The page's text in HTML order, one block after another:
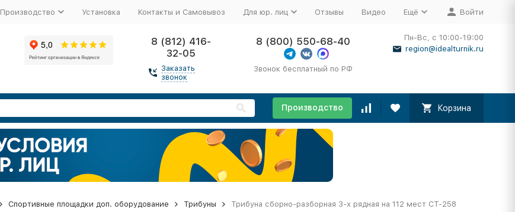
Производство Установка Контакты и Самовывоз Для юр. лиц Отзывы Видео Ещё Войти
8 (812) 416-
32-05
Заказать
звонок
8 (800) 550-68-40
Звонок бесплатный по РФ
Пн-Вс, с 10:00-19:00
region@idealturnik.ru
Производство Корзина
Спортивные площадки доп. оборудование Трибуны Трибуна сборно-разборная 3-х рядная на 112 мест СТ-258